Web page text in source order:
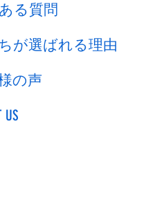
る質問
が選ばれる理由
の声
US